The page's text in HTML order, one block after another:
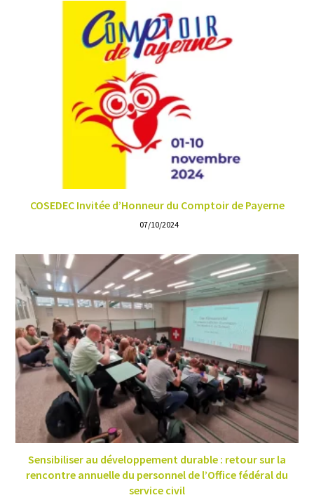
COSEDEC Invitée d’Honneur du Comptoir de Payerne
07/10/2024
Sensibiliser au développement durable : retour sur la
rencontre annuelle du personnel de l’Office fédéral du
service civil